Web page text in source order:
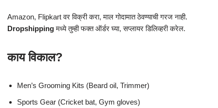
Amazon, Flipkart वर विक्री करा, माल गोदामात ठेवण्याची गरज नाही.
Dropshippingमध्ये तुम्ही फक्त ऑर्डर घ्या, सप्लायर डिलिव्हरी करेल.
काय विकाल?
Men’s Grooming Kits (Beard oil, Trimmer)
Sports Gear (Cricket bat, Gym gloves)